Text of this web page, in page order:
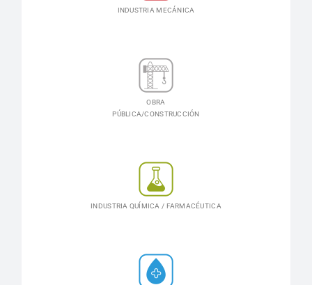
INDUSTRIA MECÁNICA
OBRA
PÚBLICA/CONSTRUCCIÓN
INDUSTRIA QUÍMICA / FARMACÉUTICA